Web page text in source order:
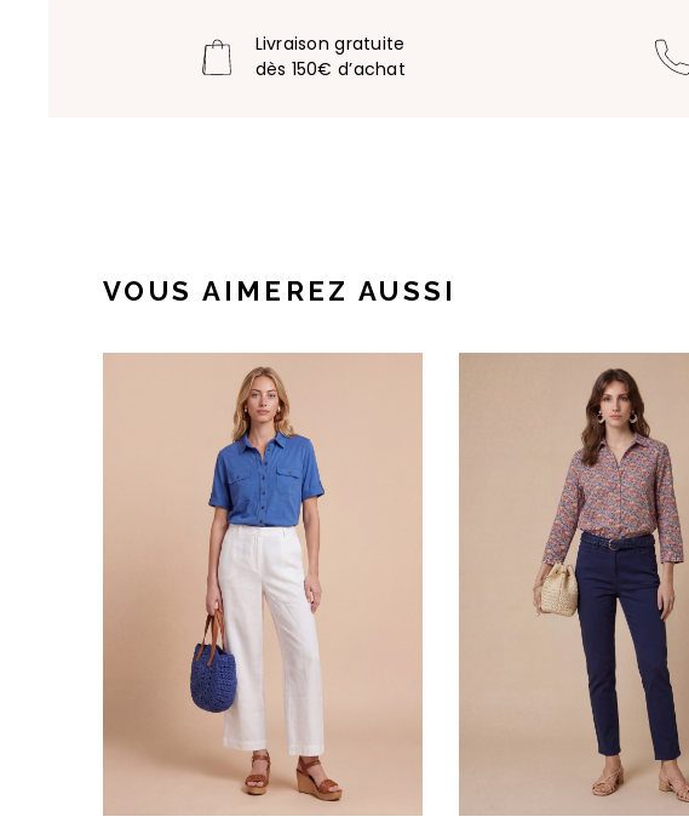
Livraison gratuite
dès 150€ d’achat
VOUS AIMEREZ AUSSI